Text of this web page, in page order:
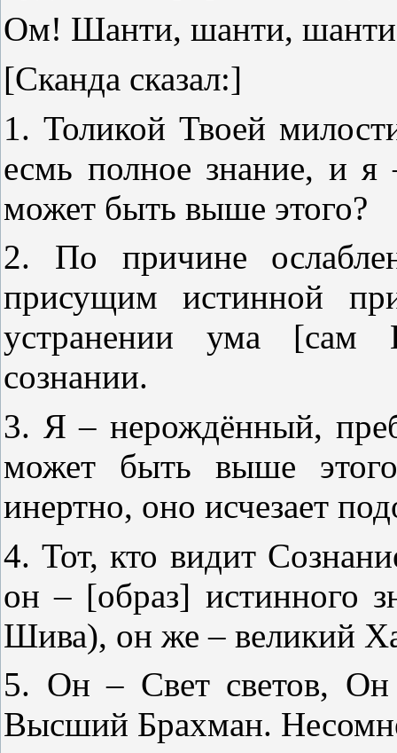
Ом! Шанти, шанти,
[Сканда сказал:]
1. Толикой Твоей
есмь полное знание, и
может быть выше этого?
2. По причине
присущим истинной
устранении ума [сам
сознании.
3. Я – нерождённый,
может быть выше
инертно, оно исчезает
4. Тот, кто видит
он – [образ] истинного
Шива), он же – великий
5. Он – Свет светов,
Высший Брахман.